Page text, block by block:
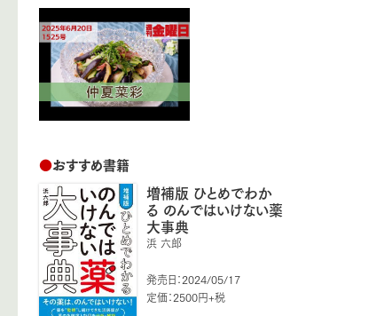
●おすすめ書籍
増補版 ひとめでわか
る のんではいけない薬
大事典
浜 六郎
発売日：2024/05/17
定価：2500円+税